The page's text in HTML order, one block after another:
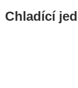
Chladící